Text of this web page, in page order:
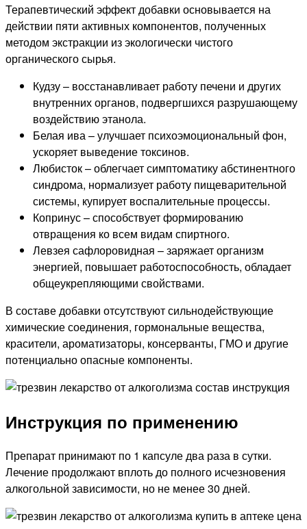
Терапевтический эффект добавки основывается на
действии пяти активных компонентов, полученных
методом экстракции из экологически чистого
органического сырья.
Кудзу – восстанавливает работу печени и других
внутренних органов, подвергшихся разрушающему
воздействию этанола.
Белая ива – улучшает психоэмоциональный фон,
ускоряет выведение токсинов.
Любисток – облегчает симптоматику абстинентного
синдрома, нормализует работу пищеварительной
системы, купирует воспалительные процессы.
Копринус – способствует формированию
отвращения ко всем видам спиртного.
Левзея сафлоровидная – заряжает организм
энергией, повышает работоспособность, обладает
общеукрепляющими свойствами.
В составе добавки отсутствуют сильнодействующие
химические соединения, гормональные вещества,
красители, ароматизаторы, консерванты, ГМО и другие
потенциально опасные компоненты.
Инструкция по применению
Препарат принимают по 1 капсуле два раза в сутки.
Лечение продолжают вплоть до полного исчезновения
алкогольной зависимости, но не менее 30 дней.